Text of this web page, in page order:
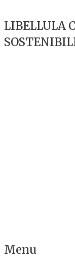
LIBELLULA
Menu